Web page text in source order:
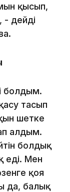
қысып,
- дейді
болдым.
тасып
шетке
алдым.
болдық
еді. Мен
қоя
да, балық